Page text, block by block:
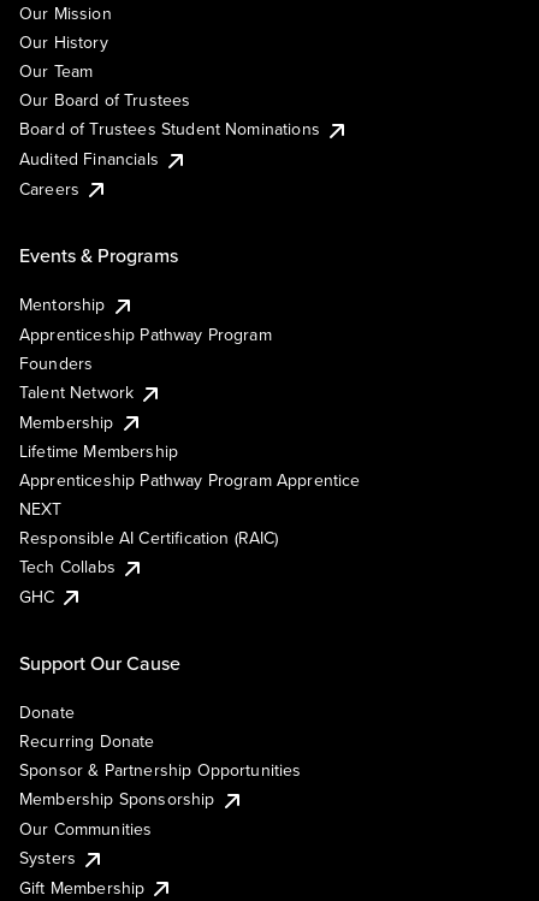
Our Mission
Our History
Our Team
Our Board of Trustees
Board of Trustees Student Nominations
Audited Financials
Careers
Events & Programs
Mentorship
Apprenticeship Pathway Program
Founders
Talent Network
Membership
Lifetime Membership
Apprenticeship Pathway Program Apprentice
NEXT
Responsible AI Certification (RAIC)
Tech Collabs
GHC
Support Our Cause
Donate
Recurring Donate
Sponsor & Partnership Opportunities
Membership Sponsorship
Our Communities
Systers
Gift Membership